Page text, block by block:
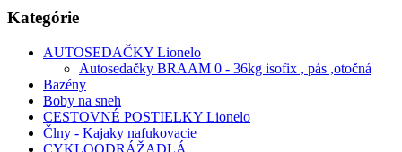
Kategórie
AUTOSEDAČKY Lionelo
Autosedačky BRAAM 0 - 36kg isofix , pás ,otočná
Bazény
Boby na sneh
CESTOVNÉ POSTIELKY Lionelo
Člny - Kajaky nafukovacie
CYKLOODRÁŽADLÁ